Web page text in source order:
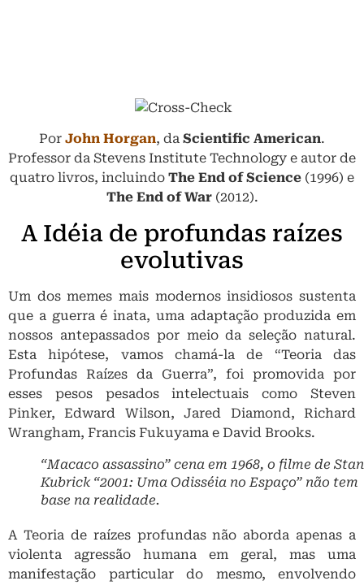
Por John Horgan, da Scientific American.
Professor da Stevens Institute Technology e autor de
quatro livros, incluindo The End of Science (1996) e
The End of War(2012).
A Idéia de profundas raízes
evolutivas
Um dos memes mais modernos insidiosos sustenta
que a guerra é inata, uma adaptação produzida em
nossos antepassados ​​por meio da seleção natural.
Esta hipótese, vamos chamá-la de “Teoria das
Profundas Raízes da Guerra”, foi promovida por
esses pesos pesados ​​intelectuais como Steven
Pinker, Edward Wilson, Jared Diamond, Richard
Wrangham, Francis Fukuyama e David Brooks.
“Macaco assassino” cena em 1968, o filme de
Kubrick “2001: Uma Odisséia no Espaço” não tem
base na realidade.
A Teoria de raízes profundas não aborda apenas a
violenta agressão humana em geral, mas uma
manifestação particular do mesmo, envolvendo